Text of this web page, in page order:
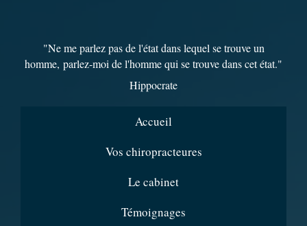
"Ne me parlez pas de l'état dans lequel se trouve un
homme, parlez-moi de l'homme qui se trouve dans cet état."
Hippocrate
Accueil
Vos chiropracteures
Le cabinet
Témoignages